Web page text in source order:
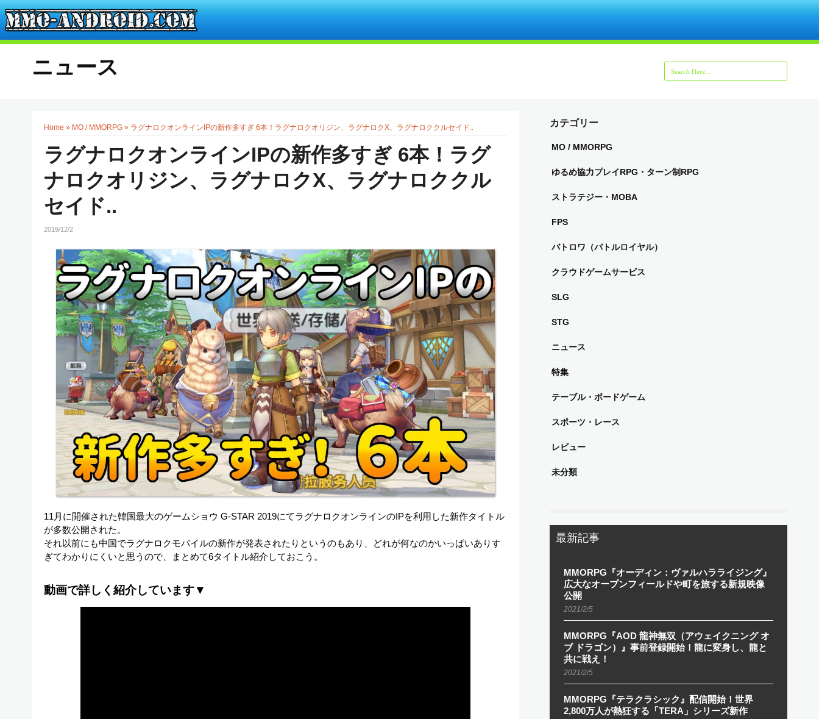
ニュース
Home » MO / MMORPG » ラグナロクオンラインIPの新作多すぎ 6本！ラグナロクオリジン、ラグナロクX、ラグナロククルセイド..
ラグナロクオンラインIPの新作多すぎ 6本！ラグ
ナロクオリジン、ラグナロクX、ラグナロククル
セイド..
2019/12/2
11月に開催された韓国最大のゲームショウ G-STAR 2019にてラグナロクオンラインのIPを利用した新作タイトル
が多数公開された。
それ以前にも中国でラグナロクモバイルの新作が発表されたりというのもあり、どれが何なのかいっぱいありす
ぎてわかりにくいと思うので、まとめて6タイトル紹介しておこう。
動画で詳しく紹介しています▼
カテゴリー
MO / MMORPG
ゆるめ協力プレイRPG・ターン制RPG
ストラテジー・MOBA
FPS
バトロワ（バトルロイヤル）
クラウドゲームサービス
SLG
STG
ニュース
特集
テーブル・ボードゲーム
スポーツ・レース
レビュー
未分類
最新記事
MMORPG『オーディン：ヴァルハラライジング』
広大なオープンフィールドや町を旅する新規映像
公開
2021/2/5
MMORPG『AOD 龍神無双（アウェイクニング オ
ブ ドラゴン）』事前登録開始！龍に変身し、龍と
共に戦え！
2021/2/5
MMORPG『テラクラシック』配信開始！世界
2,800万人が熱狂する「TERA」シリーズ新作